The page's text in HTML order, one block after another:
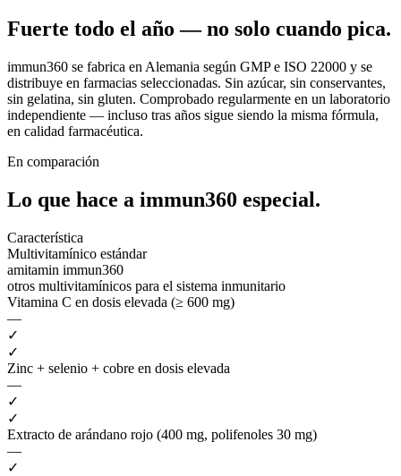
Fuerte todo el año — no solo cuando pica.
immun360 se fabrica en Alemania según GMP e ISO 22000 y se
distribuye en farmacias seleccionadas. Sin azúcar, sin conservantes,
sin gelatina, sin gluten. Comprobado regularmente en un laboratorio
independiente — incluso tras años sigue siendo la misma fórmula,
en calidad farmacéutica.
En comparación
Lo que hace a immun360 especial.
Característica
Multivitamínico estándar
amitamin immun360
otros multivitamínicos para el sistema inmunitario
Vitamina C en dosis elevada (≥ 600 mg)
—
✓
✓
Zinc + selenio + cobre en dosis elevada
—
✓
✓
Extracto de arándano rojo (400 mg, polifenoles 30 mg)
—
✓